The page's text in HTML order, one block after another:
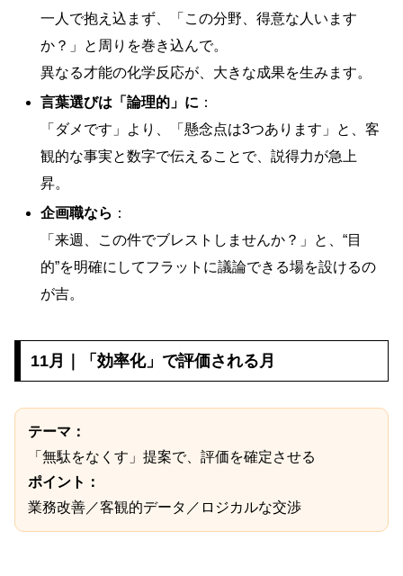
一人で抱え込まず、「この分野、得意な人います
か？」と周りを巻き込んで。
異なる才能の化学反応が、大きな成果を生みます。
言葉選びは「論理的」に ：
「ダメです」より、「懸念点は3つあります」と、客
観的な事実と数字で伝えることで、説得力が急上
昇。
企画職なら ：
「来週、この件でブレストしませんか？」と、“目
的”を明確にしてフラットに議論できる場を設けるの
が吉。
11月｜「効率化」で評価される月
テーマ：
「無駄をなくす」提案で、評価を確定させる
ポイント：
業務改善／客観的データ／ロジカルな交渉